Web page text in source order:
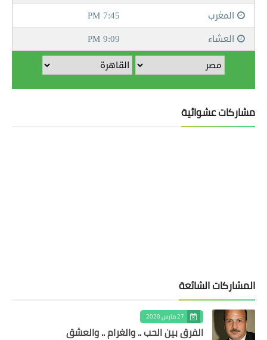
مشاركات عشوائية
المشاركات الشائعة
27 مارس 2020
الفرق بين الحب .. والغرام .. والعشق